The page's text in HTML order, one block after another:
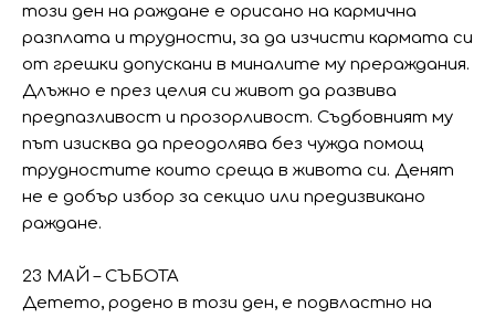
този ден на раждане е орисано на кармична
разплата и трудности, за да изчисти кармата си
от грешки допускани в миналите му прераждания.
Длъжно е през целия си живот да развива
предпазливост и прозорливост. Съдбовният му
път изисква да преодолява без чужда помощ
трудностите които среща в живота си. Денят
не е добър избор за секцио или предизвикано
раждане.
23 МАЙ – СЪБОТА
Детето, родено в този ден, е подвластно на